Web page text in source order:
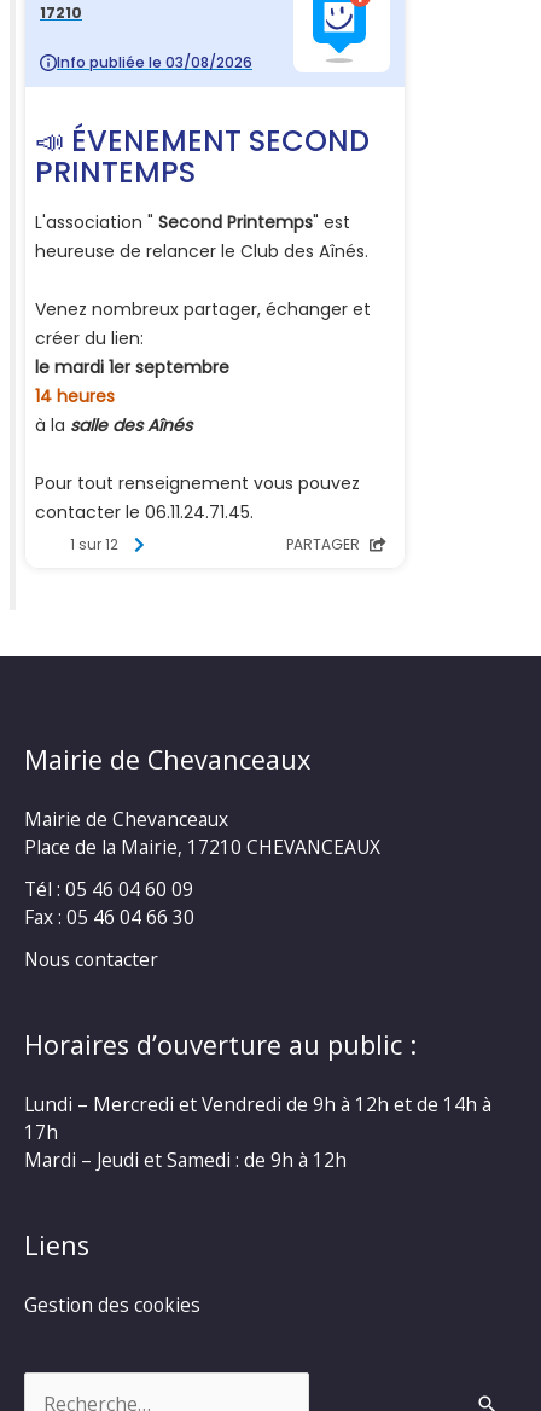
Mairie de Chevanceaux
Mairie de Chevanceaux
Place de la Mairie, 17210 CHEVANCEAUX
Tél : 05 46 04 60 09
Fax : 05 46 04 66 30
Nous contacter
Horaires d’ouverture au public :
Lundi – Mercredi et Vendredi de 9h à 12h et de 14h à
17h
Mardi – Jeudi et Samedi : de 9h à 12h
Liens
Gestion des cookies